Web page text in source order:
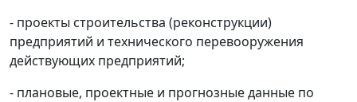
- проекты строительства (реконструкции)
предприятий и технического перевооружения
действующих предприятий;
- плановые, проектные и прогнозные данные по